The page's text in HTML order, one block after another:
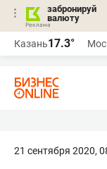
забронируй
валюту
Казань17.3°
21 сентября 2020,